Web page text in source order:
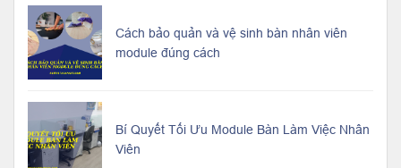
Cách bảo quản và vệ sinh bàn nhân viên
module đúng cách
Bí Quyết Tối Ưu Module Bàn Làm Việc Nhân
Viên